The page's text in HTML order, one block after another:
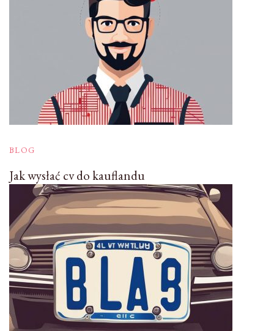
BLOG
Jak wysłać cv do kauflandu